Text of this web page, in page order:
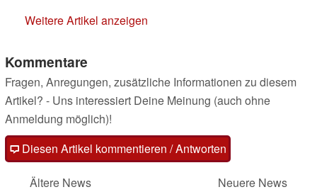
Weitere Artikel anzeigen
Kommentare
Fragen, Anregungen, zusätzliche Informationen zu diesem
Artikel? - Uns interessiert Deine Meinung (auch ohne
Anmeldung möglich)!
Diesen Artikel kommentieren / Antworten
Ältere News
Neuere News